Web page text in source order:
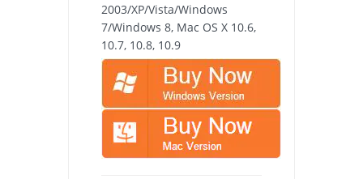
2003/XP/Vista/Windows
7/Windows 8, Mac OS X 10.6,
10.7, 10.8, 10.9